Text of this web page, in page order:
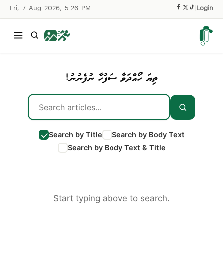
Fri, 7 Aug 2026, 5:26 PM Login
ތިޔަ ހޯއްދަވާ ސަފުހާ ނުފެނުނު!
Search by Title
Search by Body Text
Search by Body Text & Title
Start typing above to search.